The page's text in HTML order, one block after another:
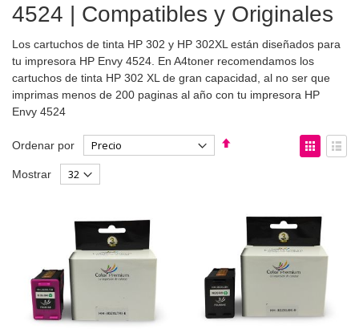
4524 | Compatibles y Originales
Los cartuchos de tinta HP 302 y HP 302XL están diseñados para
tu impresora HP Envy 4524. En A4toner recomendamos los
cartuchos de tinta HP 302 XL de gran capacidad, al no ser que
imprimas menos de 200 paginas al año con tu impresora HP
Envy 4524
Ordenar por
Fijar
Ver
como
Mostrar